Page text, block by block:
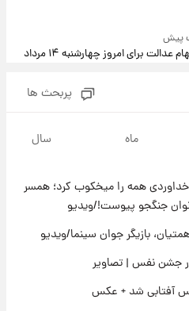
ارزش سهام عدالت برای امروز چهارشنبه ۱۴ مرداد
مبلغ پیش پرداخت و زمان تحویل |
«مرد سه هزار چهره» مشخص شد
صمیمانه آبی ها با رامین!
پربحث ها
ماه سال
همه را میخکوب کرد؛ همسر
جنگجو پیوست!/ویدیو
بازیگر جوان سینما/ویدیو
جشن نفس | تصاویر
آفتابی شد + عکس